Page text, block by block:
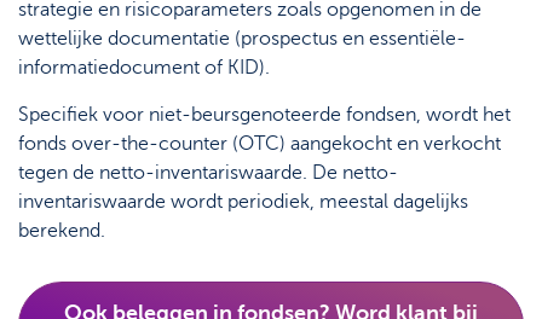
strategie en risicoparameters zoals opgenomen in de
wettelijke documentatie (prospectus en essentiële-
informatiedocument of KID).
Specifiek voor niet-beursgenoteerde fondsen, wordt het
fonds over-the-counter (OTC) aangekocht en verkocht
tegen de netto-inventariswaarde. De netto-
inventariswaarde wordt periodiek, meestal dagelijks
berekend.
Ook beleggen in fondsen? Word klant bij